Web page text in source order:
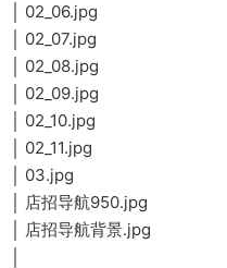
│ 02_06.jpg
│ 02_07.jpg
│ 02_08.jpg
│ 02_09.jpg
│ 02_10.jpg
│ 02_11.jpg
│ 03.jpg
│ 店招导航950.jpg
│ 店招导航背景.jpg